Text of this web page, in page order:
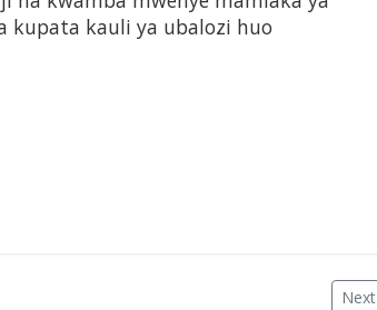
kupata kauli ya ubalozi huo
Next